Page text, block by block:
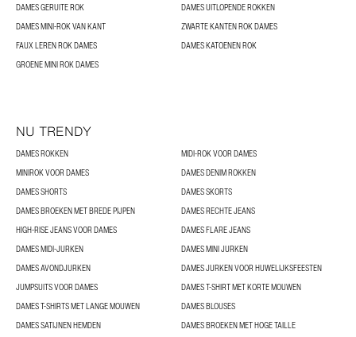
DAMES GERUITE ROK
DAMES UITLOPENDE ROKKEN
DAMES MINI-ROK VAN KANT
ZWARTE KANTEN ROK DAMES
FAUX LEREN ROK DAMES
DAMES KATOENEN ROK
GROENE MINI ROK DAMES
NU TRENDY
DAMES ROKKEN
MIDI-ROK VOOR DAMES
MINIROK VOOR DAMES
DAMES DENIM ROKKEN
DAMES SHORTS
DAMES SKORTS
DAMES BROEKEN MET BREDE PIJPEN
DAMES RECHTE JEANS
HIGH-RISE JEANS VOOR DAMES
DAMES FLARE JEANS
DAMES MIDI-JURKEN
DAMES MINI JURKEN
DAMES AVONDJURKEN
DAMES JURKEN VOOR HUWELIJKSFEESTEN
JUMPSUITS VOOR DAMES
DAMES T-SHIRT MET KORTE MOUWEN
DAMES T-SHIRTS MET LANGE MOUWEN
DAMES BLOUSES
DAMES SATIJNEN HEMDEN
DAMES BROEKEN MET HOGE TAILLE